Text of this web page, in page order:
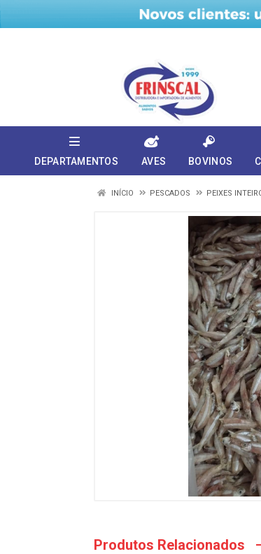
DEPARTAMENTOS AVES BOVINOS
INÍCIO PESCADOS PEIXES
Produtos Relacionados